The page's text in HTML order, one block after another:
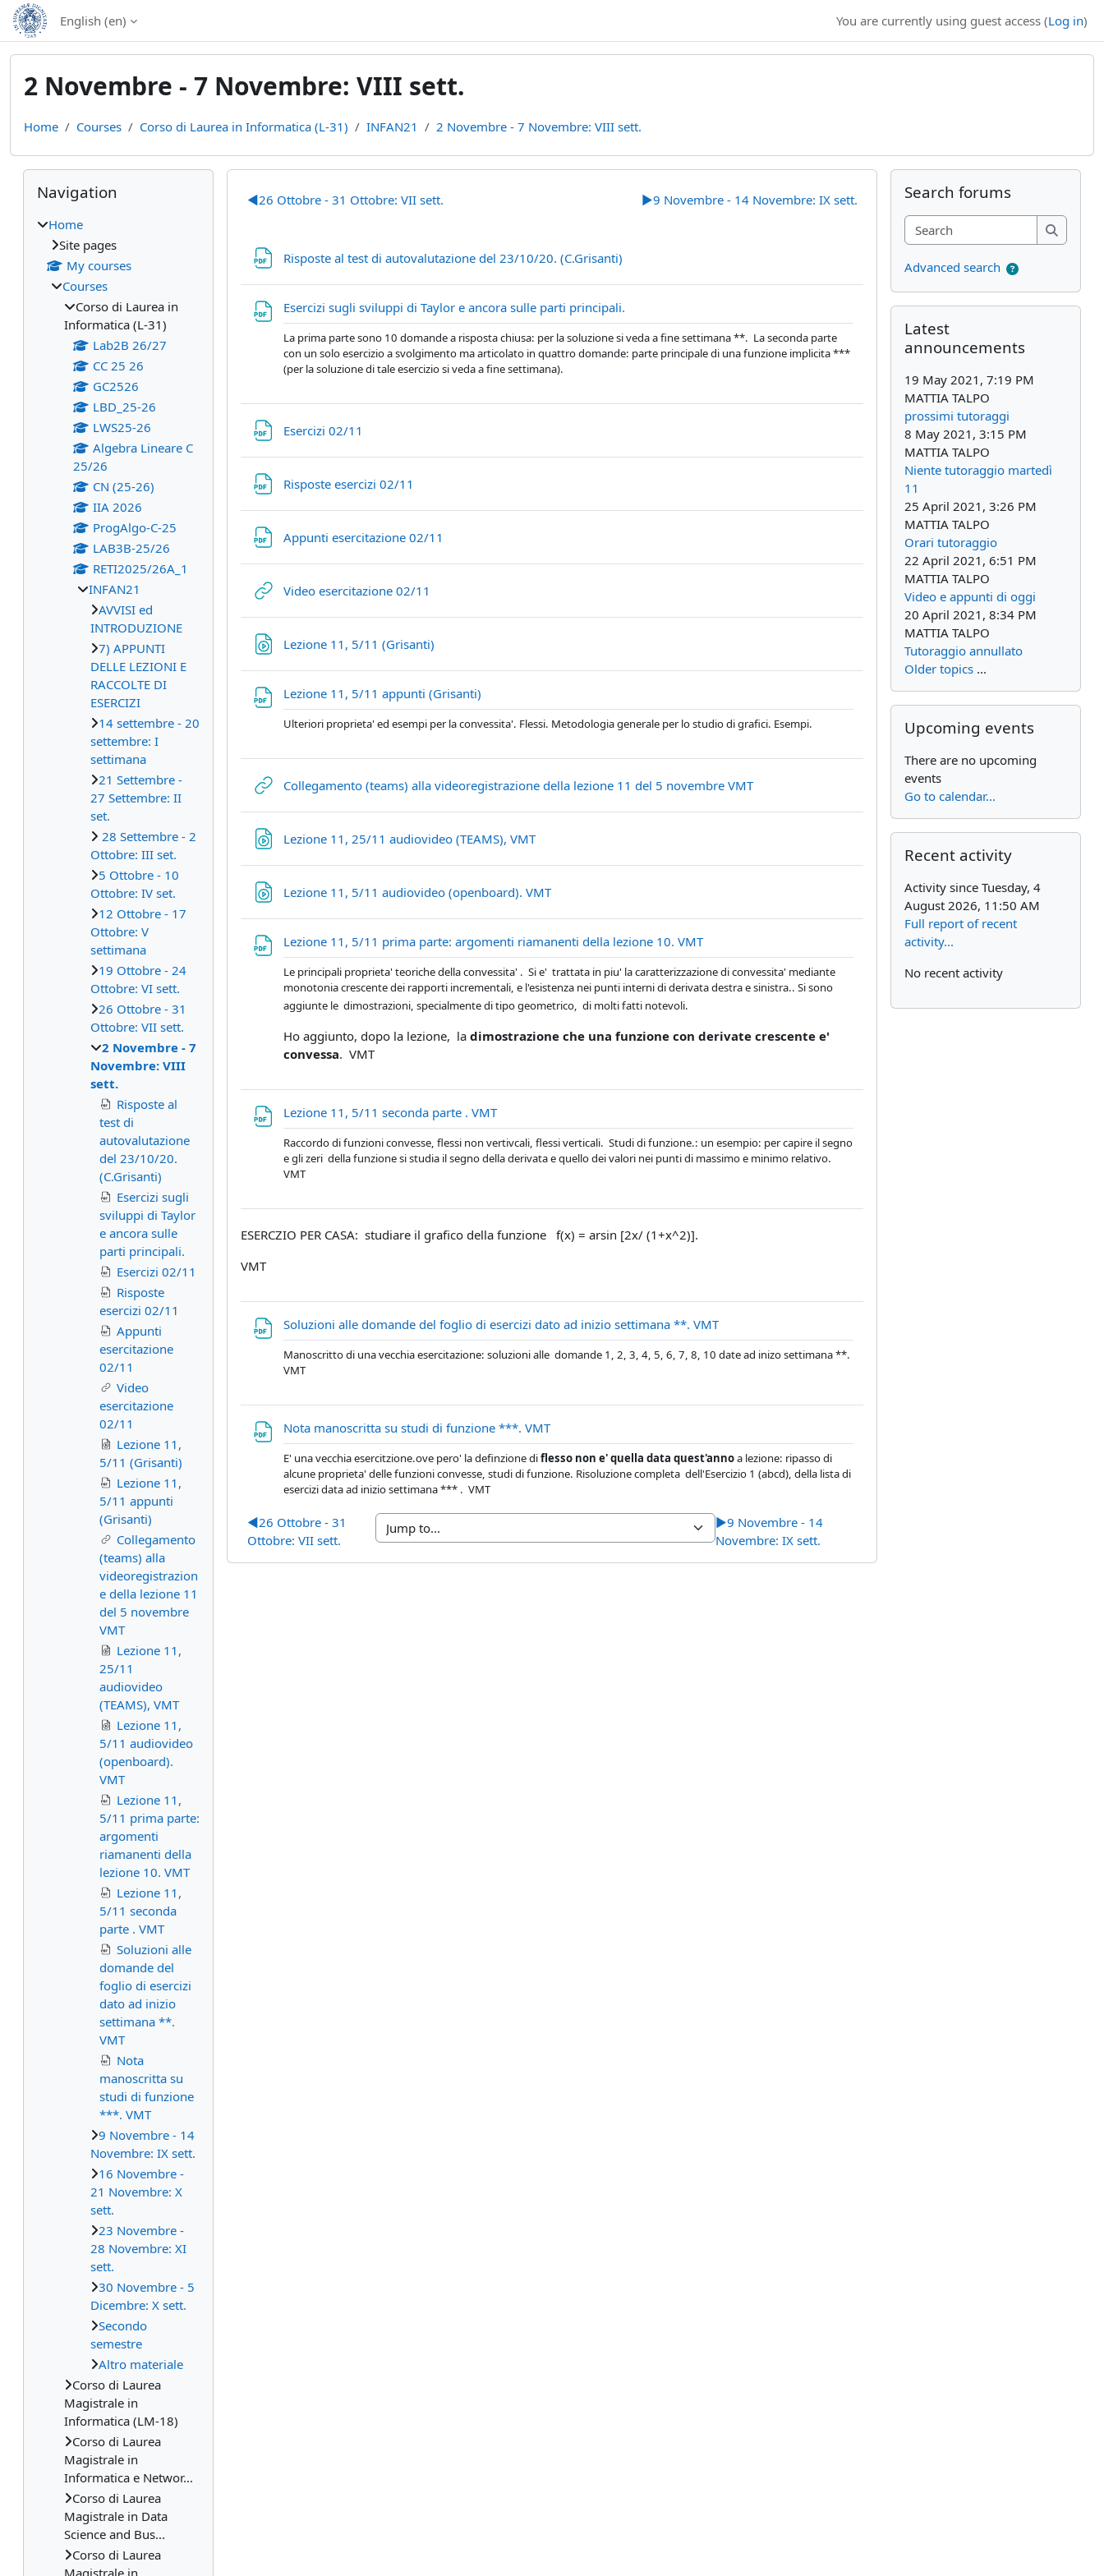
Skip to main content
English ‎(en)‎ You are currently using guest access (Log in)
2 Novembre - 7 Novembre: VIII sett.
Home Courses Corso di Laurea in Informatica (L-31) INFAN21 2 Novembre - 7 Novembre: VIII sett.
Section outline
◀︎26 Ottobre - 31 Ottobre: VII sett. ▶︎9 Novembre - 14 Novembre: IX sett.
Risposte al test di autovalutazione del 23/10/20. (C.Grisanti)
Esercizi sugli sviluppi di Taylor e ancora sulle parti principali.
La prima parte sono 10 domande a risposta chiusa: per la soluzione si veda a fine settimana **. La seconda parte
con un solo esercizio a svolgimento ma articolato in quattro domande: parte principale di una funzione implicita ***
(per la soluzione di tale esercizio si veda a fine settimana).
Esercizi 02/11
Risposte esercizi 02/11
Appunti esercitazione 02/11
Video esercitazione 02/11
Lezione 11, 5/11 (Grisanti)
Lezione 11, 5/11 appunti (Grisanti)
Ulteriori proprieta' ed esempi per la convessita'. Flessi. Metodologia generale per lo studio di grafici. Esempi.
Collegamento (teams) alla videoregistrazione della lezione 11 del 5 novembre VMTURL
Lezione 11, 25/11 audiovideo (TEAMS), VMT
Lezione 11, 5/11 audiovideo (openboard). VMT
Lezione 11, 5/11 prima parte: argomenti riamanenti della lezione 10. VMT
Le principali proprieta' teoriche della convessita' . Si e' trattata in piu' la caratterizzazione di convessita' mediante
monotonia crescente dei rapporti incrementali, e l'esistenza nei punti interni di derivata destra e sinistra.. Si sono
aggiunte le dimostrazioni, specialmente di tipo geometrico, di molti fatti notevoli.
Ho aggiunto, dopo la lezione, la dimostrazione che una funzione con derivate crescente e'
convessa. VMT
Lezione 11, 5/11 seconda parte . VMT
Raccordo di funzioni convesse, flessi non vertivcali, flessi verticali. Studi di funzione.: un esempio: per capire il segno
e gli zeri della funzione si studia il segno della derivata e quello dei valori nei punti di massimo e minimo relativo.
VMT
ESERCZIO PER CASA: studiare il grafico della funzione f(x) = arsin [2x/ (1+x^2)].
VMT
Soluzioni alle domande del foglio di esercizi dato ad inizio settimana **. VMT
Manoscritto di una vecchia esercitazione: soluzioni alle domande 1, 2, 3, 4, 5, 6, 7, 8, 10 date ad inizo settimana **.
VMT
Nota manoscritta su studi di funzione ***. VMT
E' una vecchia esercitzione.ove pero' la definzione diflesso non e' quella data quest'annoa lezione: ripasso di
alcune proprieta' delle funzioni convesse, studi di funzione. Risoluzione completa dell'Esercizio 1 (abcd), della lista di
esercizi data ad inizio settimana *** . VMT
◀︎26 Ottobre - 31
Ottobre: VII sett.
▶︎9 Novembre - 14
Novembre: IX sett.
Blocks
Skip Navigation
Navigation
Home
Site pages
My courses
Courses
Corso di Laurea in
Informatica (L-31)
Lab2B 26/27
CC 25 26
GC2526
LBD_25-26
LWS25-26
Algebra Lineare C
25/26
CN (25-26)
IIA 2026
ProgAlgo-C-25
LAB3B-25/26
RETI2025/26A_1
INFAN21
AVVISI ed
INTRODUZIONE
7) APPUNTI
DELLE LEZIONI E
RACCOLTE DI
ESERCIZI
14 settembre - 20
settembre: I
settimana
21 Settembre -
27 Settembre: II
set.
28 Settembre - 2
Ottobre: III set.
5 Ottobre - 10
Ottobre: IV set.
12 Ottobre - 17
Ottobre: V
settimana
19 Ottobre - 24
Ottobre: VI sett.
26 Ottobre - 31
Ottobre: VII sett.
2 Novembre - 7
Novembre: VIII
sett.
Risposte al
test di
autovalutazione
del 23/10/20.
(C.Grisanti)
Esercizi sugli
sviluppi di Taylor
e ancora sulle
parti principali.
Esercizi 02/11
Risposte
esercizi 02/11
Appunti
esercitazione
02/11
Video
esercitazione
02/11
Lezione 11,
5/11 (Grisanti)
Lezione 11,
5/11 appunti
(Grisanti)
Collegamento
(teams) alla
videoregistrazion
e della lezione 11
del 5 novembre
VMT
Lezione 11,
25/11
audiovideo
(TEAMS), VMT
Lezione 11,
5/11 audiovideo
(openboard).
VMT
Lezione 11,
5/11 prima parte:
argomenti
riamanenti della
lezione 10. VMT
Lezione 11,
5/11 seconda
parte . VMT
Soluzioni alle
domande del
foglio di esercizi
dato ad inizio
settimana **.
VMT
Nota
manoscritta su
studi di funzione
***. VMT
9 Novembre - 14
Novembre: IX sett.
16 Novembre -
21 Novembre: X
sett.
23 Novembre -
28 Novembre: XI
sett.
30 Novembre - 5
Dicembre: X sett.
Secondo
semestre
Altro materiale
Corso di Laurea
Magistrale in
Informatica (LM-18)
Corso di Laurea
Magistrale in
Informatica e Networ...
Corso di Laurea
Magistrale in Data
Science and Bus...
Corso di Laurea
Magistrale in
Supplementary
Skip Search forums
Search forums
Search
Search
Advanced search
Skip Latest announcements
Latest
announcements
19 May 2021, 7:19 PM
MATTIA TALPO
prossimi tutoraggi
8 May 2021, 3:15 PM
MATTIA TALPO
Niente tutoraggio martedì
11
25 April 2021, 3:26 PM
MATTIA TALPO
Orari tutoraggio
22 April 2021, 6:51 PM
MATTIA TALPO
Video e appunti di oggi
20 April 2021, 8:34 PM
MATTIA TALPO
Tutoraggio annullato
Older topics ...
Skip Upcoming events
Upcoming events
There are no upcoming
events
Go to calendar...
Skip Recent activity
Recent activity
Activity since Tuesday, 4
August 2026, 11:50 AM
Full report of recent
activity...
No recent activity